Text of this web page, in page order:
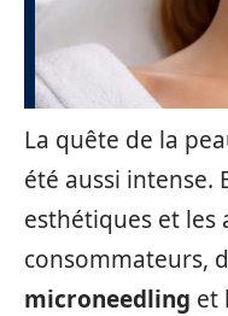
La quête de la
été aussi intense.
esthétiques et les
consommateurs,
microneedling et